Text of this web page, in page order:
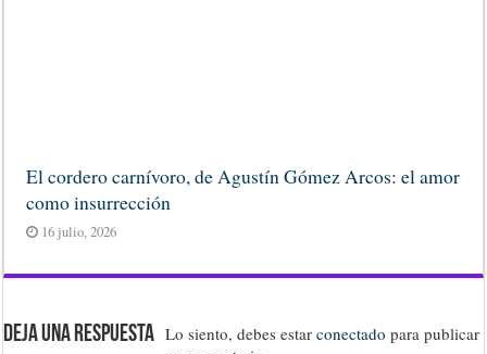
El cordero carnívoro, de Agustín Gómez Arcos: el amor
como insurrección
16 julio, 2026
Deja una respuesta Lo siento, debes estarconectado para publicar